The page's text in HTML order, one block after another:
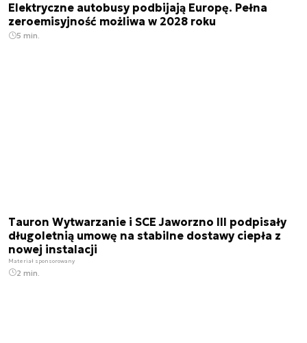
Elektryczne autobusy podbijają Europę. Pełna
zeroemisyjność możliwa w 2028 roku
5 min.
Tauron Wytwarzanie i SCE Jaworzno III podpisały
długoletnią umowę na stabilne dostawy ciepła z
nowej instalacji
Materiał sponsorowany
2 min.